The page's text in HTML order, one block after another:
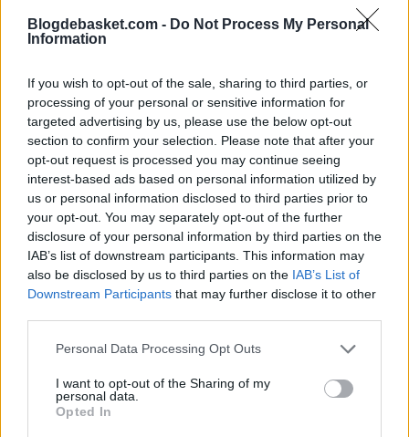
Blogdebasket.com - Do Not Process My Personal
Information
If you wish to opt-out of the sale, sharing to third parties, or
processing of your personal or sensitive information for
targeted advertising by us, please use the below opt-out
section to confirm your selection. Please note that after your
opt-out request is processed you may continue seeing
interest-based ads based on personal information utilized by
us or personal information disclosed to third parties prior to
your opt-out. You may separately opt-out of the further
disclosure of your personal information by third parties on the
IAB’s list of downstream participants. This information may
also be disclosed by us to third parties on the IAB’s List of
Downstream Participants that may further disclose it to other
Personal Data Processing Opt Outs
I want to opt-out of the Sharing of my
personal data.
Opted In
La jugada es de Carlise para sorprender usa a Dennis xk
tenía ventaja de velocidad en el cambio con Davis, pero
Davis cierra la penetración en el primer
bote...pic.twitter.com/S6ZYtKtoze
— Fran Merino NBA (@FranJMerino)29 de diciembre de
2018
Esta simple jugada ha sido la que ha provocado el tenso
ambiente que se vive en Dallas. Los medios echan la
culpa a Smith Jr de la jugada cuando claramente se ve
que la idea estaba mal planteada desde el principio por
Rick Carlisle.
Además, la misma prensa ha aprovechado para meter